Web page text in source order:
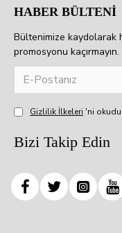
HABER BÜLTENİ
Bültenimize kaydolarak
promosyonu kaçırmayın.
Gizlilik İlkeleri 'ni
Bizi Takip Edin